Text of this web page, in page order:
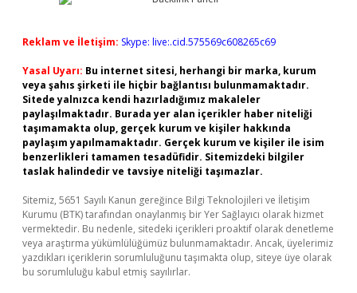
Reklam ve İletişim: Skype: live:.cid.575569c608265c69
Yasal Uyarı: Bu internet sitesi, herhangi bir marka, kurum
veya şahıs şirketi ile hiçbir bağlantısı bulunmamaktadır.
Sitede yalnızca kendi hazırladığımız makaleler
paylaşılmaktadır. Burada yer alan içerikler haber niteliği
taşımamakta olup, gerçek kurum ve kişiler hakkında
paylaşım yapılmamaktadır. Gerçek kurum ve kişiler ile isim
benzerlikleri tamamen tesadüfidir. Sitemizdeki bilgiler
taslak halindedir ve tavsiye niteliği taşımazlar.
Sitemiz, 5651 Sayılı Kanun gereğince Bilgi Teknolojileri ve İletişim
Kurumu (BTK) tarafından onaylanmış bir Yer Sağlayıcı olarak hizmet
vermektedir. Bu nedenle, sitedeki içerikleri proaktif olarak denetleme
veya araştırma yükümlülüğümüz bulunmamaktadır. Ancak, üyelerimiz
yazdıkları içeriklerin sorumluluğunu taşımakta olup, siteye üye olarak
bu sorumluluğu kabul etmiş sayılırlar.